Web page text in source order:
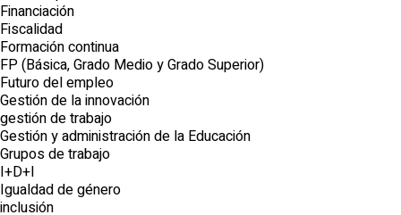
Financiación
Fiscalidad
Formación continua
FP (Básica, Grado Medio y Grado Superior)
Futuro del empleo
Gestión de la innovación
gestión de trabajo
Gestión y administración de la Educación
Grupos de trabajo
I+D+I
Igualdad de género
inclusión